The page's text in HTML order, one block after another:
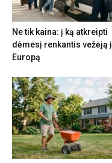
Ne tik kaina: į ką atkreipti
dėmesį renkantis vežėją į
Europą